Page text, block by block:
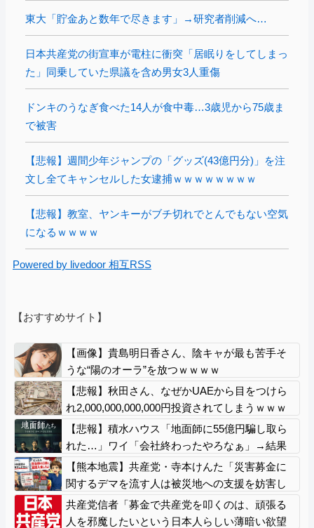
東大「貯金あと数年で尽きます」→研究者削減へ…
日本共産党の街宣車が電柱に衝突「居眠りをしてしまっ
た」同乗していた県議を含め男女3人重傷
ドンキのうなぎ食べた14人が食中毒…3歳児から75歳ま
で被害
【悲報】週間少年ジャンプの「グッズ(43億円分)」を注
文し全てキャンセルした女逮捕ｗｗｗｗｗｗｗｗ
【悲報】教室、ヤンキーがブチ切れでとんでもない空気
になるｗｗｗｗ
Powered by livedoor 相互RSS
【おすすめサイト】
【画像】貴島明日香さん、陰キャが最も苦手そ
うな“陽のオーラ”を放つｗｗｗｗ
【悲報】秋田さん、なぜかUAEから目をつけら
れ2,000,000,000,000円投資されてしまうｗｗｗ
ｗｗ
【悲報】積水ハウス「地面師に55億円騙し取ら
れた…」ワイ「会社終わったやろなぁ」→結果
ｗｗｗｗ
【熊本地震】共産党・寺本けんた「災害募金に
関するデマを流す人は被災地への支援を妨害し
ていることを自覚してください」 ネット「では
熊本に直接募金すればいいだけですね！」
共産党信者「募金で共産党を叩くのは、頑張る
人を邪魔したいという日本人らしい薄暗い欲望